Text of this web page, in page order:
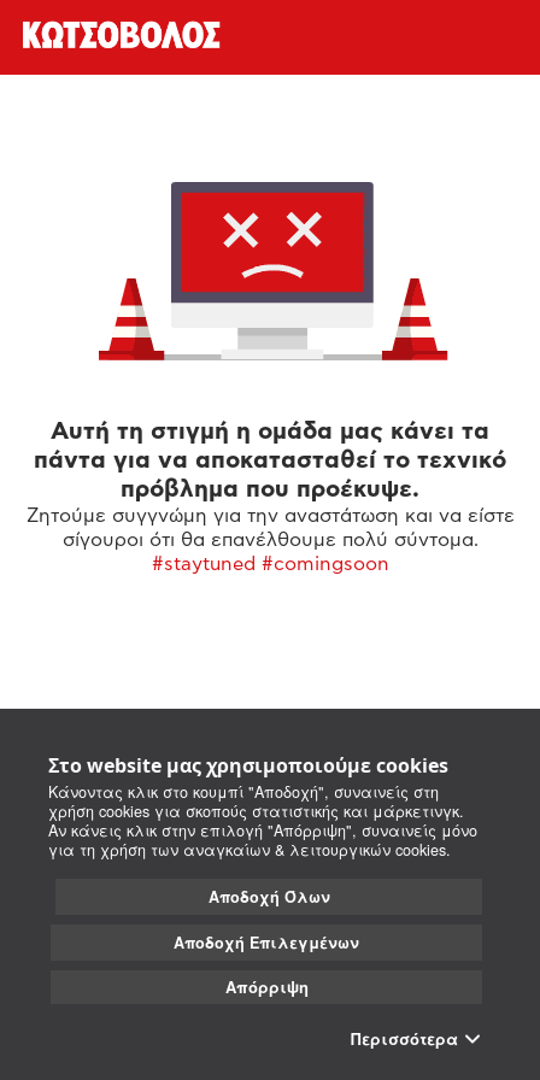
Στο website μας χρησιμοποιούμε cookies
Κάνοντας κλικ στο κουμπί "Αποδοχή", συναινείς στη
χρήση cookies για σκοπούς στατιστικής και μάρκετινγκ.
Αν κάνεις κλικ στην επιλογή "Απόρριψη", συναινείς μόνο
για τη χρήση των αναγκαίων & λειτουργικών cookies.
Αποδοχή Όλων
Αποδοχή Επιλεγμένων
Απόρριψη
Περισσότερα
Αυτή τη στιγμή η ομάδα μας κάνει τα
πάντα για να αποκατασταθεί το τεχνικό
πρόβλημα που προέκυψε.
Ζητούμε συγγνώμη για την αναστάτωση και να είστε
σίγουροι ότι θα επανέλθουμε πολύ σύντομα.
#staytuned #comingsoon